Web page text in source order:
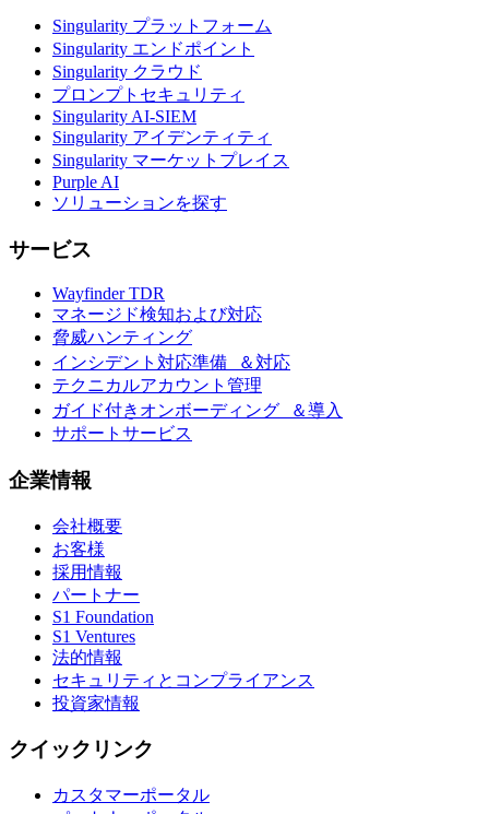
Singularity プラットフォーム
Singularity エンドポイント
Singularity クラウド
プロンプトセキュリティ
Singularity AI-SIEM
Singularity アイデンティティ
Singularity マーケットプレイス
Purple AI
ソリューションを探す
サービス
Wayfinder TDR
マネージド検知および対応
脅威ハンティング
インシデント対応準備 ＆対応
テクニカルアカウント管理
ガイド付きオンボーディング ＆導入
サポートサービス
企業情報
会社概要
お客様
採用情報
パートナー
S1 Foundation
S1 Ventures
法的情報
セキュリティとコンプライアンス
投資家情報
クイックリンク
カスタマーポータル